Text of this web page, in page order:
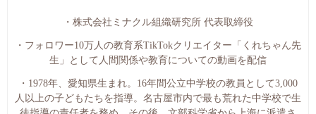
・株式会社ミナクル組織研究所 代表取締役
・フォロワー10万人の教育系TikTokクリエイター「くれちゃん先
生」として人間関係や教育についての動画を配信
・1978年、愛知県生まれ。16年間公立中学校の教員として3,000
人以上の子どもたちを指導。名古屋市内で最も荒れた中学校で生